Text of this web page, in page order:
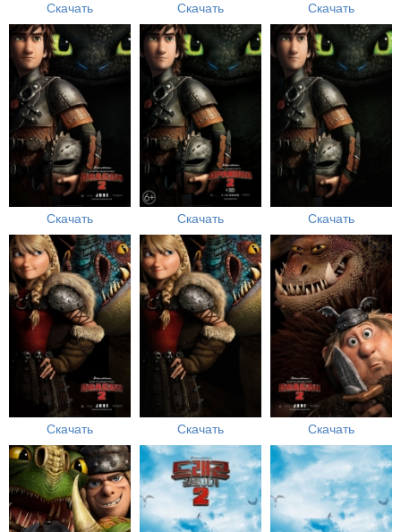
Скачать Скачать Скачать
Скачать Скачать Скачать
Скачать Скачать Скачать